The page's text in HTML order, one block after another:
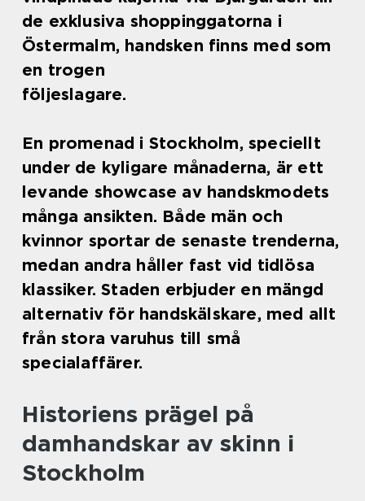
de exklusiva shoppinggatorna i
Östermalm, handsken finns med som
en trogen
följeslagare.
En promenad i Stockholm, speciellt
under de kyligare månaderna, är ett
levande showcase av handskmodets
många ansikten. Både män och
kvinnor sportar de senaste trenderna,
medan andra håller fast vid tidlösa
klassiker. Staden erbjuder en mängd
alternativ för handskälskare, med allt
från stora varuhus till små
specialaffärer.
Historiens prägel på
damhandskar av skinn i
Stockholm